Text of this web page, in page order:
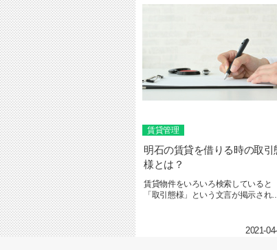
賃貸管理
明石の賃貸を借りる時の取引
様とは？
賃貸物件をいろいろ検索していると
「取引態様」という文言が掲示され
2021-